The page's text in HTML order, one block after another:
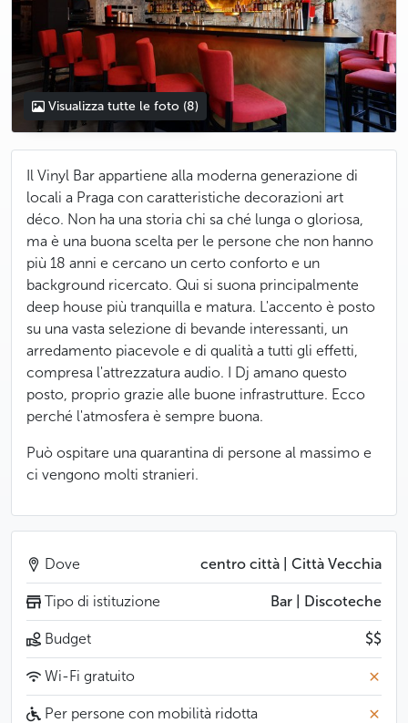
Visualizza tutte le foto (8)
Il Vinyl Bar appartiene alla moderna generazione di
locali a Praga con caratteristiche decorazioni art
déco. Non ha una storia chi sa ché lunga o gloriosa,
ma è una buona scelta per le persone che non hanno
più 18 anni e cercano un certo conforto e un
background ricercato. Qui si suona principalmente
deep house più tranquilla e matura. L'accento è posto
su una vasta selezione di bevande interessanti, un
arredamento piacevole e di qualità a tutti gli effetti,
compresa l'attrezzatura audio. I Dj amano questo
posto, proprio grazie alle buone infrastrutture. Ecco
perché l'atmosfera è sempre buona.
Può ospitare una quarantina di persone al massimo e
ci vengono molti stranieri.
Dove centro città | Città Vecchia
Tipo di istituzione Bar | Discoteche
Budget $$
Wi-Fi gratuito
Per persone con mobilità ridotta